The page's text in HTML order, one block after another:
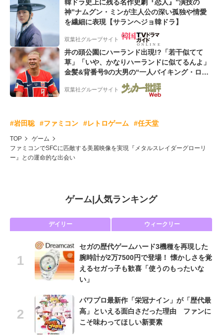
韓ドラ史上に残る名作史劇『恋人』”演技の
神”ナムグン・ミンが主人公の深い孤独や情愛
を繊細に表現【サランヘジョ韓ドラ】
双葉社グループサイト
井の頭公園にハーランド出現!?「若干似てて
草」「いや、かなりハーランドに似てるんよ」
金髪&背番号9の大男の“一人バイキング・ロ
ー”映像が話題!「元気をもらった」
双葉社グループサイト
#岩田聡 #ファミコン #レトロゲーム #任天堂
TOP
ゲーム
ファミコンでSFCに匹敵する美麗映像を実現『メタルスレイダーグローリ
ー』との運命的な出会い
ゲーム| 人気ランキング
デイリー ウィークリー
セガの歴代ゲームハード3機種を再現した
腕時計が2万7500円で登場！ 懐かしさを覚
えるセガっ子も歓喜「使うのもったいな
い」
パワプロ最新作「栄冠ナイン」が「歴代最
高」といえる面白さだった理由 ファンに
こそ味わってほしい新要素